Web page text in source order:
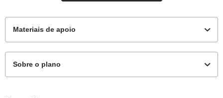
Materiais de apoio
Sobre o plano